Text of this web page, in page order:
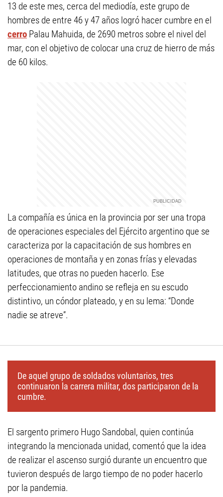
13 de este mes, cerca del mediodía, este grupo de
hombres de entre 46 y 47 años logró hacer cumbre en el
cerro Palau Mahuida, de 2690 metros sobre el nivel del
mar, con el objetivo de colocar una cruz de hierro de más
de 60 kilos.
La compañía es única en la provincia por ser una tropa
de operaciones especiales del Ejército argentino que se
caracteriza por la capacitación de sus hombres en
operaciones de montaña y en zonas frías y elevadas
latitudes, que otras no pueden hacerlo. Ese
perfeccionamiento andino se refleja en su escudo
distintivo, un cóndor plateado, y en su lema: “Donde
nadie se atreve”.
De aquel grupo de soldados voluntarios, tres
continuaron la carrera militar, dos participaron de la
cumbre.
El sargento primero Hugo Sandobal, quien continúa
integrando la mencionada unidad, comentó que la idea
de realizar el ascenso surgió durante un encuentro que
tuvieron después de largo tiempo de no poder hacerlo
por la pandemia.